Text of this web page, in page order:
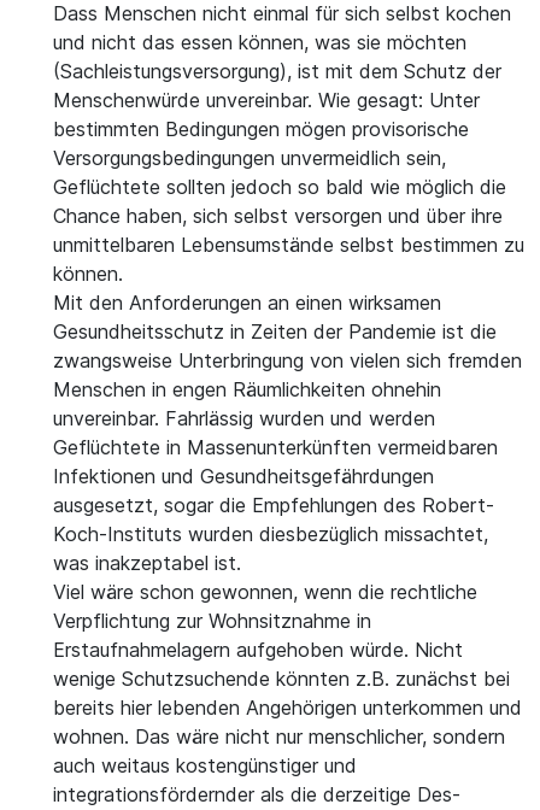
Dass Menschen nicht einmal für sich selbst kochen
und nicht das essen können, was sie möchten
(Sachleistungsversorgung), ist mit dem Schutz der
Menschenwürde unvereinbar. Wie gesagt: Unter
bestimmten Bedingungen mögen provisorische
Versorgungsbedingungen unvermeidlich sein,
Geflüchtete sollten jedoch so bald wie möglich die
Chance haben, sich selbst versorgen und über ihre
unmittelbaren Lebensumstände selbst bestimmen zu
können.
Mit den Anforderungen an einen wirksamen
Gesundheitsschutz in Zeiten der Pandemie ist die
zwangsweise Unterbringung von vielen sich fremden
Menschen in engen Räumlichkeiten ohnehin
unvereinbar. Fahrlässig wurden und werden
Geflüchtete in Massenunterkünften vermeidbaren
Infektionen und Gesundheitsgefährdungen
ausgesetzt, sogar die Empfehlungen des Robert-
Koch-Instituts wurden diesbezüglich missachtet,
was inakzeptabel ist.
Viel wäre schon gewonnen, wenn die rechtliche
Verpflichtung zur Wohnsitznahme in
Erstaufnahmelagern aufgehoben würde. Nicht
wenige Schutzsuchende könnten z.B. zunächst bei
bereits hier lebenden Angehörigen unterkommen und
wohnen. Das wäre nicht nur menschlicher, sondern
auch weitaus kostengünstiger und
integrationsfördernder als die derzeitige Des-